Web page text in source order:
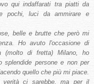
qui indaffarati tra piatti da
pochi, luci da ammirare e
belle e brutte che però mi
Ho avuto l'occasione di
(molto di fretta) Milano, ho
splendide persone e non per
quello che più mi piace.
ci sarebbe, ma per il